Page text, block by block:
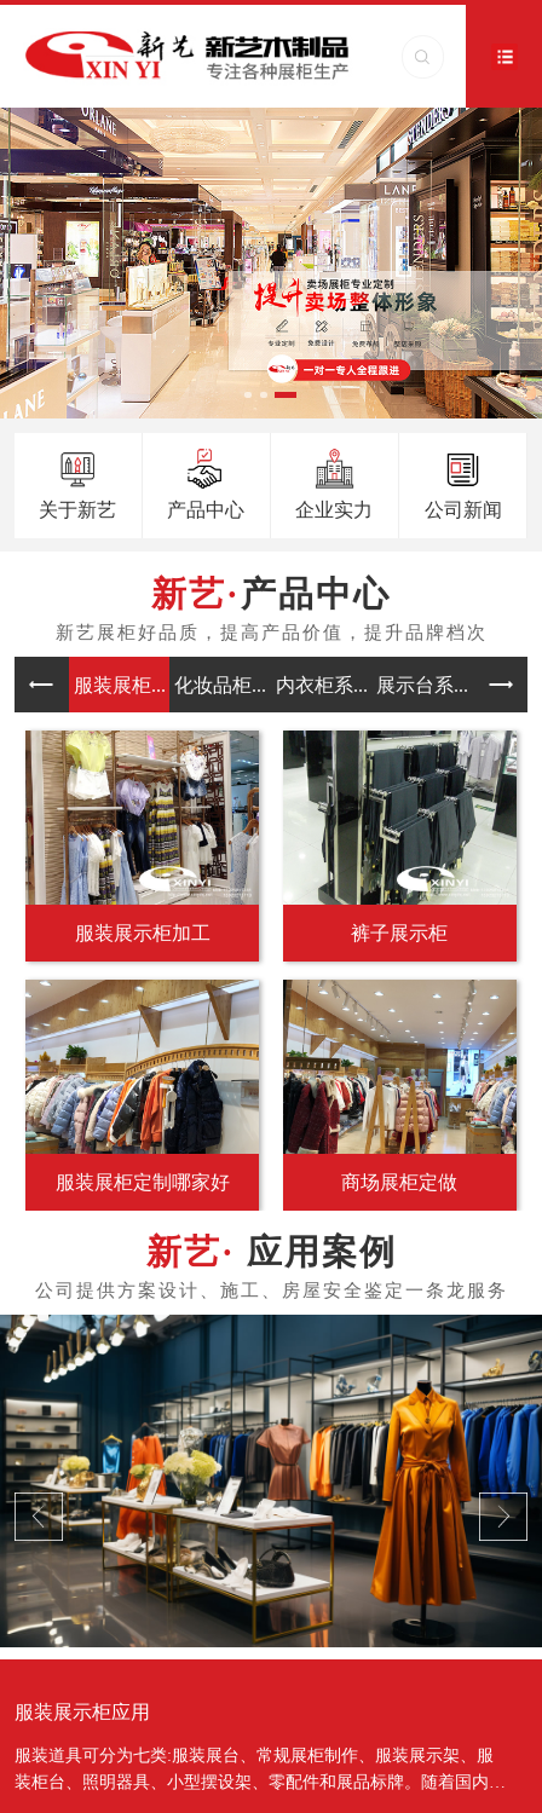
关于新艺 产品中心 企业实力 公司新闻
产品中心
服装展柜... 化妆品柜... 内衣柜系... 展示台系... 中岛
服装展示柜加工 裤子展示柜
服装展柜定制哪家好 商场展柜定做
应用案例
服装展示柜应用
服装道具可分为七类:服装展台、常规展柜制作、服装展示架、服
装柜台、照明器具、小型摆设架、零配件和展品标牌。随着国内经